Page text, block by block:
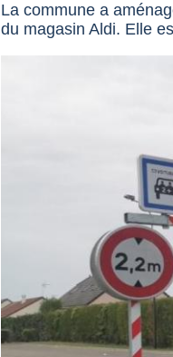
La commune a
du magasin Aldi. Elle